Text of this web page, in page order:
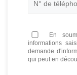
En
informations
demande
qui peut en